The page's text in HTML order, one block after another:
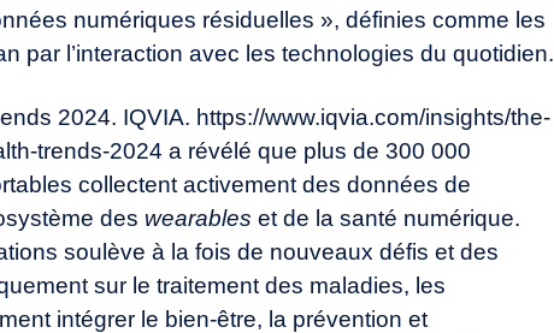
numériques résiduelles », définies comme les
par l’interaction avec les technologies du quotidien.
2024. IQVIA. https://www.iqvia.com/insights/the-
trends-2024 a révélé que plus de 300 000
collectent activement des données de
des wearables et de la santé numérique.
soulève à la fois de nouveaux défis et des
sur le traitement des maladies, les
intégrer le bien-être, la prévention et